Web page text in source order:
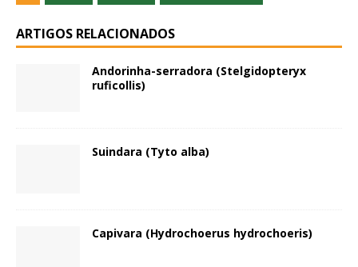
ARTIGOS RELACIONADOS
Andorinha-serradora (Stelgidopteryx
ruficollis)
Suindara (Tyto alba)
Capivara (Hydrochoerus hydrochoeris)